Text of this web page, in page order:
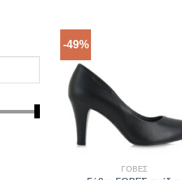
-49%
ΓΌΒΕΣ